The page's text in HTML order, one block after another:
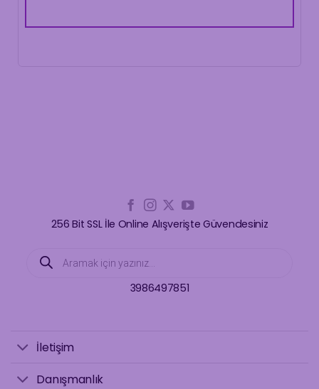
256 Bit SSL İle Online Alışverişte Güvendesiniz
search
3986497851
İletişim
Danışmanlık